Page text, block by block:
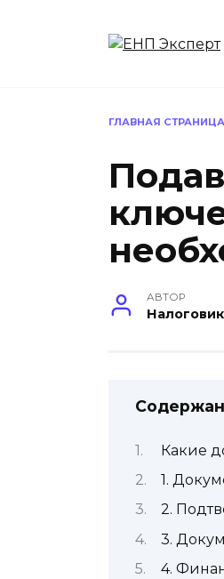
ГЛАВНАЯ СТРАНИЦА
АВТОР
Налоговик
Какие
1.
2.
3.
4.